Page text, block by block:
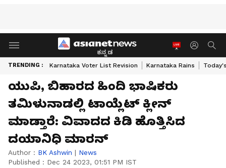
ಕನ್ನಡ
TRENDING : Karnataka Voter List Revision Karnataka Rains
ಯುಪಿ, ಬಿಹಾರದ ಹಿಂದಿ ಭಾಷಿಕರು
ತಮಿಳುನಾಡಲ್ಲಿ ಟಾಯ್ಲೆಟ್‌ ಕ್ಲೀನ್‌
ಮಾಡ್ತಾರೆ: ವಿವಾದದ ಕಿಡಿ ಹೊತ್ತಿಸಿದ
ದಯಾನಿಧಿ ಮಾರನ್
Author : BK Ashwin | News
Published : Dec 24 2023, 01:51 PM IST